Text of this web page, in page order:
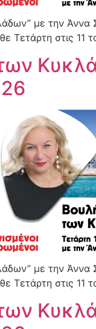
με την Άννα
Τετάρτη στις 11
με την Άννα
Τετάρτη στις 11